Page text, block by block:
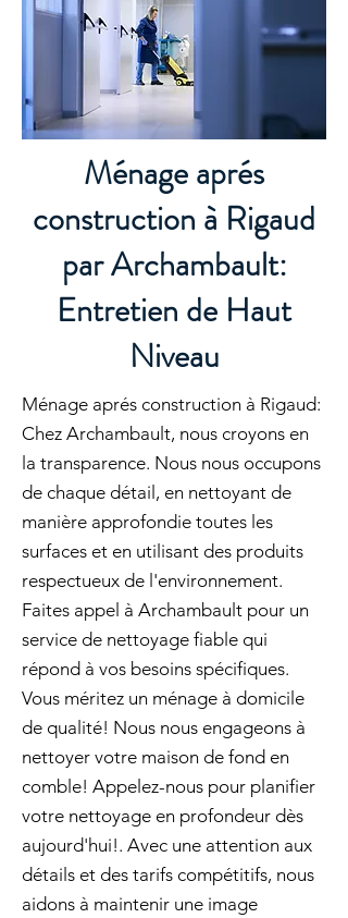
Ménage aprés
construction à Rigaud
par Archambault:
Entretien de Haut
Niveau
Ménage aprés construction à Rigaud:
Chez Archambault, nous croyons en
la transparence. Nous nous occupons
de chaque détail, en nettoyant de
manière approfondie toutes les
surfaces et en utilisant des produits
respectueux de l'environnement.
Faites appel à Archambault pour un
service de nettoyage fiable qui
répond à vos besoins spécifiques.
Vous méritez un ménage à domicile
de qualité! Nous nous engageons à
nettoyer votre maison de fond en
comble! Appelez-nous pour planifier
votre nettoyage en profondeur dès
aujourd'hui!. Avec une attention aux
détails et des tarifs compétitifs, nous
aidons à maintenir une image